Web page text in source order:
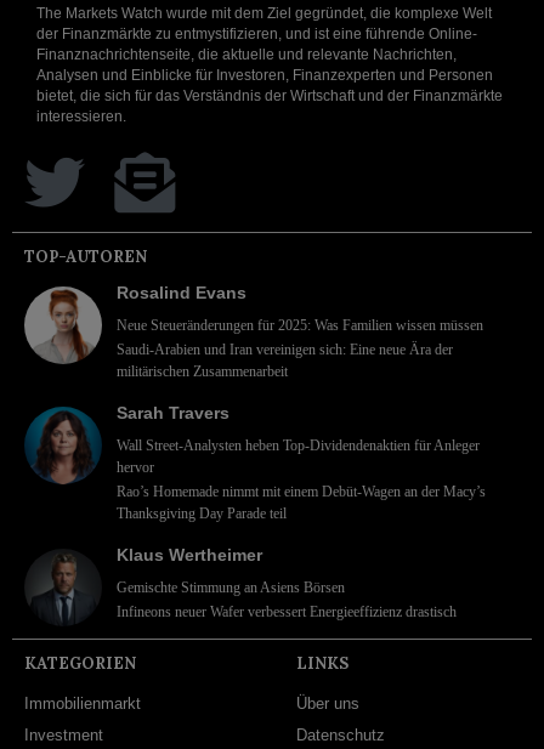
The Markets Watch wurde mit dem Ziel gegründet, die komplexe Welt
der Finanzmärkte zu entmystifizieren, und ist eine führende Online-
Finanznachrichtenseite, die aktuelle und relevante Nachrichten,
Analysen und Einblicke für Investoren, Finanzexperten und Personen
bietet, die sich für das Verständnis der Wirtschaft und der Finanzmärkte
interessieren.
TOP-AUTOREN
Rosalind Evans
Neue Steueränderungen für 2025: Was Familien wissen müssen
Saudi-Arabien und Iran vereinigen sich: Eine neue Ära der
militärischen Zusammenarbeit
Sarah Travers
Wall Street-Analysten heben Top-Dividendenaktien für Anleger
hervor
Rao’s Homemade nimmt mit einem Debüt-Wagen an der Macy’s
Thanksgiving Day Parade teil
Klaus Wertheimer
Gemischte Stimmung an Asiens Börsen
Infineons neuer Wafer verbessert Energieeffizienz drastisch
KATEGORIEN
Immobilienmarkt
Investment
LINKS
Über uns
Datenschutz